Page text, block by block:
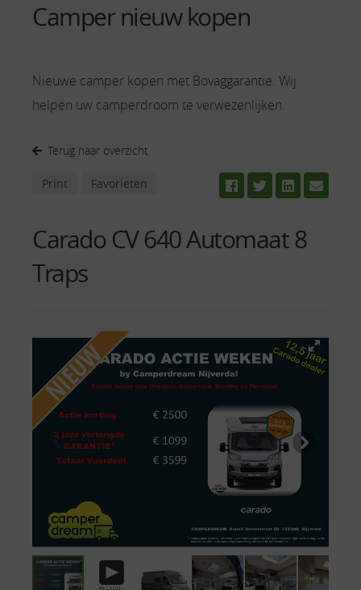
Camper nieuw kopen
Nieuwe camper kopen met Bovaggarantie. Wij
helpen uw camperdroom te verwezenlijken.
Terug naar overzicht
Print Favorieten
Carado CV 640 Automaat 8
Traps